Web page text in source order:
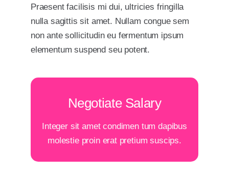
Praesent facilisis mi dui, ultricies fringilla
nulla sagittis sit amet. Nullam congue sem
non ante sollicitudin eu fermentum ipsum
elementum suspend seu potent.
Negotiate Salary
Integer sit amet condimen tum dapibus
molestie proin erat pretium suscips.
Your Content Goes Here
negotiate salary